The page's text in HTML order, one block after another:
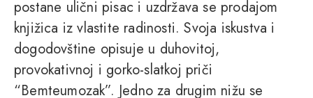
postane ulični pisac i uzdržava se prodajom
knjižica iz vlastite radinosti. Svoja iskustva i
dogodovštine opisuje u duhovitoj,
provokativnoj i gorko-slatkoj priči
“Bemteumozak”. Jedno za drugim nižu se